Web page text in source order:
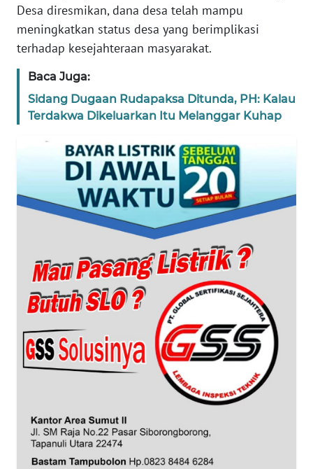
Desa diresmikan, dana desa telah mampu
meningkatkan status desa yang berimplikasi
terhadap kesejahteraan masyarakat.
Baca Juga:
Sidang Dugaan Rudapaksa Ditunda, PH: Kalau
Terdakwa Dikeluarkan Itu Melanggar Kuhap
KARIR
DISCLAIMER
Regional
WN
JAKARTA
JABAR
WN
WN
NTT
KEPRI
WN